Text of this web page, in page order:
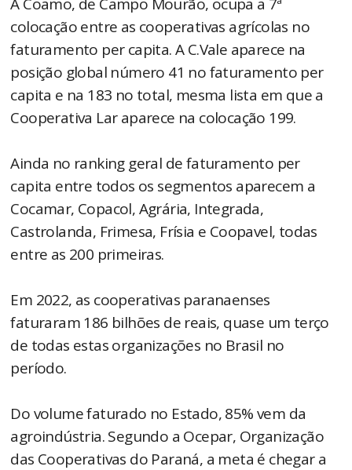
colocação entre as cooperativas agrícolas no
faturamento per capita. A C.Vale aparece na
posição global número 41 no faturamento per
capita e na 183 no total, mesma lista em que a
Cooperativa Lar aparece na colocação 199.
Ainda no ranking geral de faturamento per
capita entre todos os segmentos aparecem a
Cocamar, Copacol, Agrária, Integrada,
Castrolanda, Frimesa, Frísia e Coopavel, todas
entre as 200 primeiras.
Em 2022, as cooperativas paranaenses
faturaram 186 bilhões de reais, quase um terço
de todas estas organizações no Brasil no
período.
Do volume faturado no Estado, 85% vem da
agroindústria. Segundo a Ocepar, Organização
das Cooperativas do Paraná, a meta é chegar a